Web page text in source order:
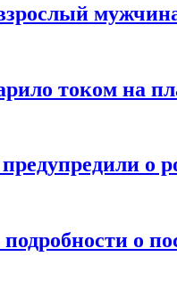
мужчина
током на
о
о